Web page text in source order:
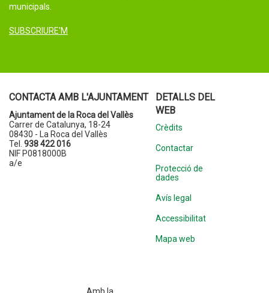
municipals.
SUBSCRIURE'M
CONTACTA AMB L'AJUNTAMENT
Ajuntament de la Roca del Vallès
Carrer de Catalunya, 18-24
08430 - La Roca del Vallès
Tel. 938 422 016
NIF P0818000B
a/e
DETALLS DEL
WEB
Crèdits
Contactar
Protecció de
dades
Avís legal
Accessibilitat
Mapa web
Amb la